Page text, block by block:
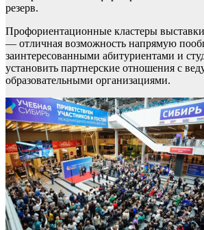
резерв.
Профориентационные кластеры выставки
— отличная возможность напрямую
заинтересованными абитуриентами и
установить партнерские отношения с
образовательными организациями.